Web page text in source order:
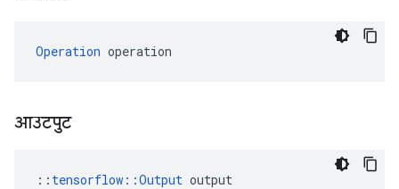
Operation operation
आउटपुट
:: tensorflow::Output output